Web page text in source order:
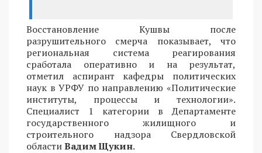
Восстановление Кушвы после
разрушительного смерча показывает, что
региональная система реагирования
сработала оперативно и на результат,
отметил аспирант кафедры политических
наук в УРФУ по направлению «Политические
институты, процессы и технологии».
Специалист 1 категории в Департаменте
государственного жилищного и
строительного надзора Свердловской
областиВадим Щукин.